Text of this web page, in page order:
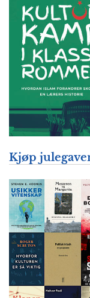
Kjøp